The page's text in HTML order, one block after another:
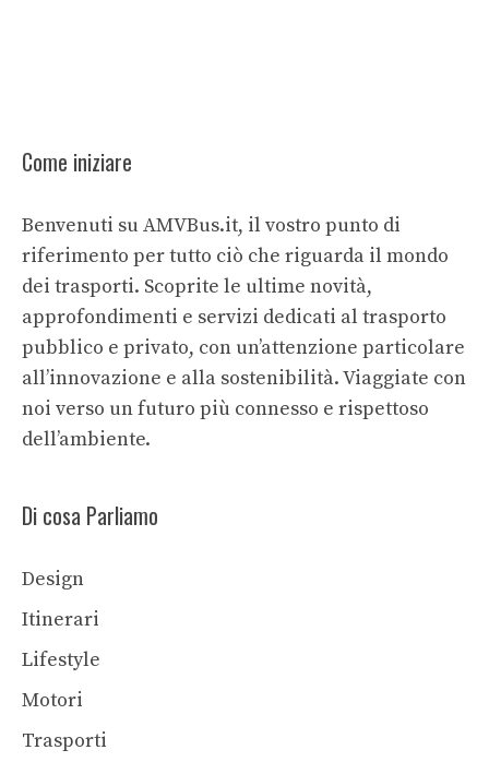
Come iniziare
Benvenuti su AMVBus.it, il vostro punto di
riferimento per tutto ciò che riguarda il mondo
dei trasporti. Scoprite le ultime novità,
approfondimenti e servizi dedicati al trasporto
pubblico e privato, con un’attenzione particolare
all’innovazione e alla sostenibilità. Viaggiate con
noi verso un futuro più connesso e rispettoso
dell’ambiente.
Di cosa Parliamo
Design
Itinerari
Lifestyle
Motori
Trasporti